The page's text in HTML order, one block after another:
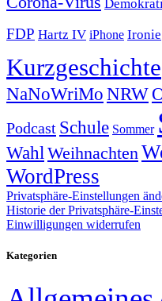
FDP Hartz IV iPhone Ironie
Kurzgeschichte
NaNoWriMo NRW
Podcast Schule Sommer
Wahl Weihnachten
WordPress
Privatsphäre-Einstellungen
Historie der Privatsphäre-
Einwilligungen widerrufen
Kategorien